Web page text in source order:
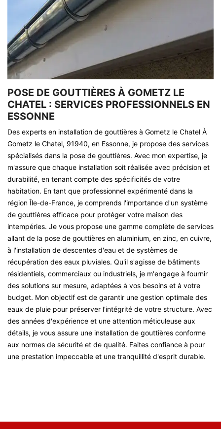
POSE DE GOUTTIÈRES À GOMETZ LE
CHATEL : SERVICES PROFESSIONNELS EN
ESSONNE
Des experts en installation de gouttières à Gometz le Chatel À
Gometz le Chatel, 91940, en Essonne, je propose des services
spécialisés dans la pose de gouttières. Avec mon expertise, je
m'assure que chaque installation soit réalisée avec précision et
durabilité, en tenant compte des spécificités de votre
habitation. En tant que professionnel expérimenté dans la
région Île-de-France, je comprends l'importance d'un système
de gouttières efficace pour protéger votre maison des
intempéries. Je vous propose une gamme complète de services
allant de la pose de gouttières en aluminium, en zinc, en cuivre,
à l'installation de descentes d'eau et de systèmes de
récupération des eaux pluviales. Qu'il s'agisse de bâtiments
résidentiels, commerciaux ou industriels, je m'engage à fournir
des solutions sur mesure, adaptées à vos besoins et à votre
budget. Mon objectif est de garantir une gestion optimale des
eaux de pluie pour préserver l'intégrité de votre structure. Avec
des années d'expérience et une attention méticuleuse aux
détails, je vous assure une installation de gouttières conforme
aux normes de sécurité et de qualité. Faites confiance à pour
une prestation impeccable et une tranquillité d'esprit durable.